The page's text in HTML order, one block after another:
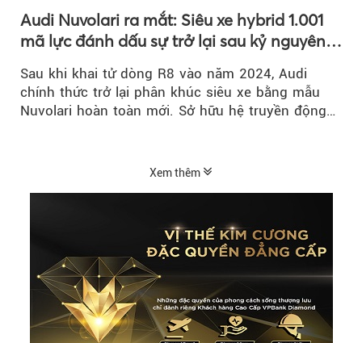
Audi Nuvolari ra mắt: Siêu xe hybrid 1.001
mã lực đánh dấu sự trở lại sau kỷ nguyên
Sau khi khai tử dòng R8 vào năm 2024, Audi
chính thức trở lại phân khúc siêu xe bằng mẫu
Nuvolari hoàn toàn mới. Sở hữu hệ truyền động
xem là tuyên ngôn mới của Audi trong kỷ nguyên
Xem thêm